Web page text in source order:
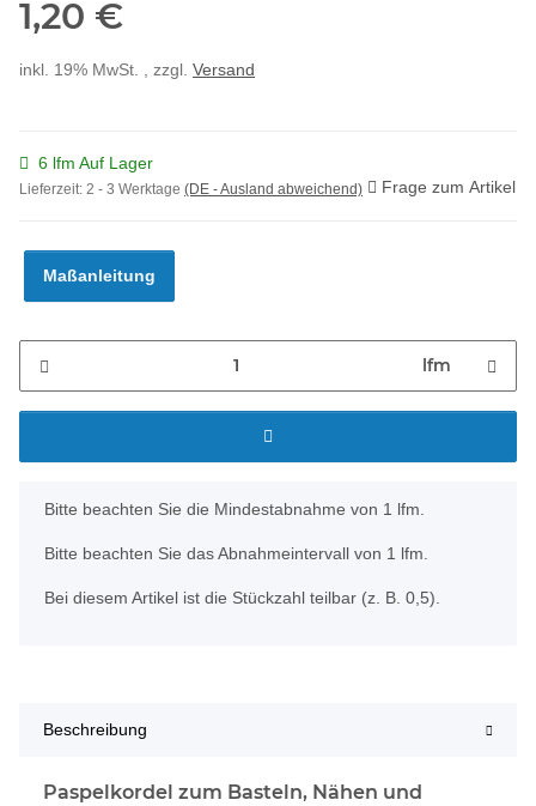
1,20 €
inkl. 19% MwSt. , zzgl. Versand
6 lfm Auf Lager
Lieferzeit: 2 - 3 Werktage (DE - Ausland abweichend) Frage zum Artikel
Maßanleitung
lfm
x
Bitte beachten Sie die Mindestabnahme von 1 lfm.
Bitte beachten Sie das Abnahmeintervall von 1 lfm.
Bei diesem Artikel ist die Stückzahl teilbar (z. B. 0,5).
Beschreibung
Paspelkordel zum Basteln, Nähen und